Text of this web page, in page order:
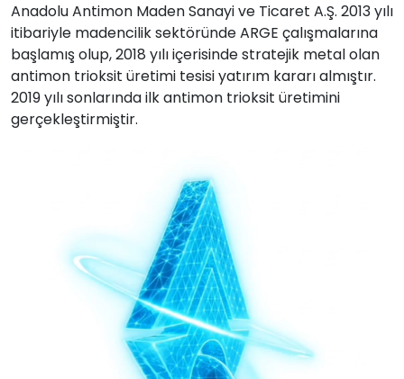
Anadolu Antimon Maden Sanayi ve Ticaret A.Ş. 2013 yılı
itibariyle madencilik sektöründe ARGE çalışmalarına
başlamış olup, 2018 yılı içerisinde stratejik metal olan
antimon trioksit üretimi tesisi yatırım kararı almıştır.
2019 yılı sonlarında ilk antimon trioksit üretimini
gerçekleştirmiştir.